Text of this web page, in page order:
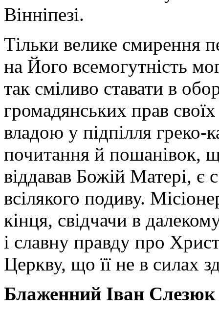
Вінніпезі.
Тільки велике смирення
на Його всемогутність
так сміливо ставати в
громадянських прав
владою у підпілля греко-
почитання й пошанівок,
віддавав Божій Матері, є
всілякого подиву.
кінця, свідчачи в
і славну правду про
Церкву, що її не в силах
Блаженний Іван